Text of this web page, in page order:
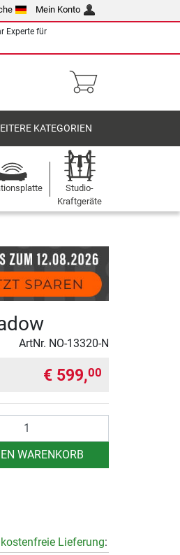
Mein Konto
Experte für
KATEGORIEN
Studio-
Kraftgeräte
ArtNr. NO-13320-N
€ 599,00
WARENKORB
Lieferung: